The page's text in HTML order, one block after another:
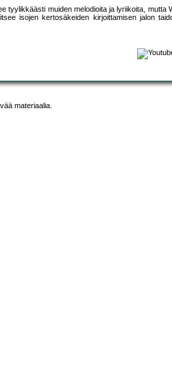
tyylikkäästi muiden melodioita ja lyriikoita, mutta
isojen kertosäkeiden kirjoittamisen jalon
materiaalia.